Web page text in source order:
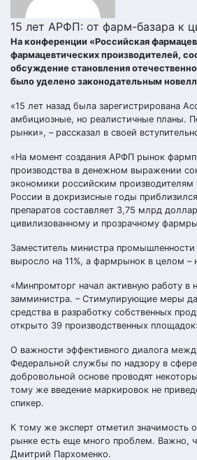
15 лет АРФП: от фарм-базара к
На конференции «Российская
фармацевтических производителей,
обсуждение становления
было уделено законодательным
«15 лет назад была зарегистрирована
амбициозные, но реалистичные планы.
рынки», – рассказал в своей
«На момент создания АРФП рынок
производства в денежном выражении
экономики российским
России в докризисные годы
препаратов составляет 3,75 млрд
цивилизованному и прозрачному
Заместитель министра
выросло на 11%, а фармрынок в целом –
«Минпромторг начал активную работу
замминистра. – Стимулирующие меры
средства в разработку собственных
открыто 39 производственных
О важности эффективного диалога
Федеральной службы по надзору в
добровольной основе проводят
тому же введение маркировок не
спикер.
К тому же эксперт отметил значимость
рынке есть еще много проблем. Важно,
Дмитрий Пархоменко.